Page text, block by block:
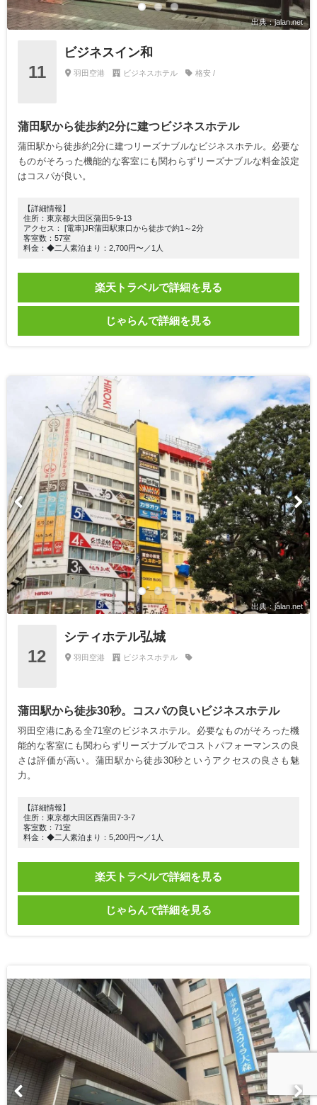
出典：jalan.net
11
ビジネスイン和
羽田空港 ビジネスホテル 格安 /
蒲田駅から徒歩約2分に建つビジネスホテル
蒲田駅から徒歩約2分に建つリーズナブルなビジネスホテル。必要な
ものがそろった機能的な客室にも関わらずリーズナブルな料金設定
はコスパが良い。
【詳細情報】
住所：東京都大田区蒲田5-9-13
アクセス： [電車]JR蒲田駅東口から徒歩で約1～2分
客室数：57室
料金：◆二人素泊まり：2,700円〜／1人
楽天トラベルで詳細を見る
じゃらんで詳細を見る
出典：jalan.net
12
シティホテル弘城
羽田空港 ビジネスホテル
蒲田駅から徒歩30秒。コスパの良いビジネスホテル
羽田空港にある全71室のビジネスホテル。必要なものがそろった機
能的な客室にも関わらずリーズナブルでコストパフォーマンスの良
さは評価が高い。蒲田駅から徒歩30秒というアクセスの良さも魅
力。
【詳細情報】
住所：東京都大田区西蒲田7-3-7
客室数：71室
料金：◆二人素泊まり：5,200円〜／1人
楽天トラベルで詳細を見る
じゃらんで詳細を見る